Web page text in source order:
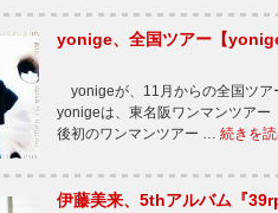
yonige、全国ツアー【
yonigeが、11月からの全国ツ
yonigeは、東名阪ワンマンツア
後初のワンマンツアー … 続きを
伊藤美来、5thアルバム『